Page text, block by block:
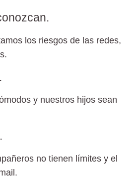
los riesgos de las redes,
y nuestros hijos sean
no tienen límites y el